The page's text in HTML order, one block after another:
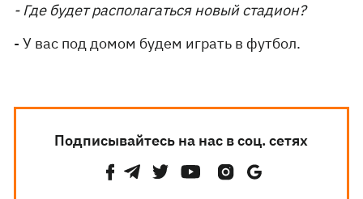
- Где будет располагаться новый стадион?
- У вас под домом будем играть в футбол.
Подписывайтесь на нас в соц. сетях